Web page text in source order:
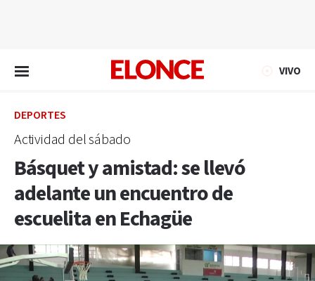
VIVO
DEPORTES
Actividad del sábado
Básquet y amistad: se llevó
adelante un encuentro de
escuelita en Echagüe